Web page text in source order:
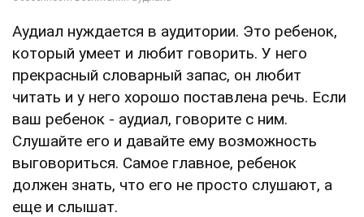
Аудиал нуждается в аудитории. Это ребенок,
который умеет и любит говорить. У него
прекрасный словарный запас, он любит
читать и у него хорошо поставлена речь. Если
ваш ребенок - аудиал, говорите с ним.
Слушайте его и давайте ему возможность
выговориться. Самое главное, ребенок
должен знать, что его не просто слушают, а
еще и слышат.